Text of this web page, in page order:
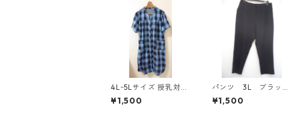
4Lｰ5Lサイズ 授乳対応
チェック柄 半袖ルーム
ウェア マタニティ ブ
¥1,500
パンツ 3L ブラッ
ク IY-4525
¥1,500